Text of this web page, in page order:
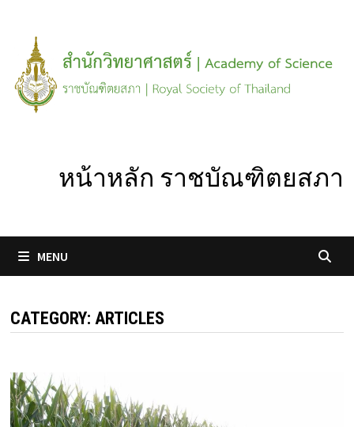
content
หน้าหลัก ราชบัณฑิตยสภา
MENU
CATEGORY: ARTICLES